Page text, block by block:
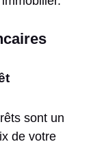
sont un
de votre